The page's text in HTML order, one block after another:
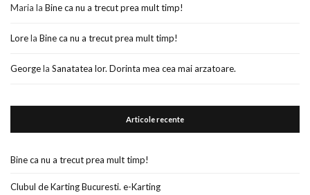
Maria la Bine ca nu a trecut prea mult timp!
Lorela Bine ca nu a trecut prea mult timp!
Georgela Sanatatea lor. Dorinta mea cea mai arzatoare.
Articole recente
Bine ca nu a trecut prea mult timp!
Clubul de Karting Bucuresti. e-Karting